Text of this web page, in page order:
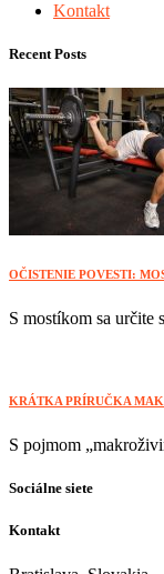
Kontakt
Recent Posts
OČISTENIE POVESTI:
S mostíkom sa
KRÁTKA PRÍRUČKA
S pojmom
Sociálne siete
Kontakt